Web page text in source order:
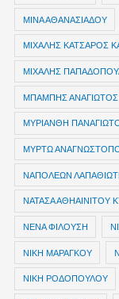
ΜΙΝΑ ΑΘΑΝΑΣΙΑΔΟΥ
ΜΙΧΑΛΗΣ ΚΑΤΣΑΡΟΣ
ΜΙΧΑΛΗΣ
ΜΠΑΜΠΗΣ ΑΝΑΓΙΩΤΟΣ
ΜΥΡΙΑΝΘΗ
ΜΥΡΤΩ
ΝΑΠΟΛΕΩΝ
ΝΑΤΑΣΑ ΑΘΗΑΙΝΙΤΟΥ
ΝΕΝΑ ΦΙΛΟΥΣΗ
ΝΙΚΗ ΜΑΡΑΓΚΟΥ
ΝΙΚΗ ΡΟΔΟΠΟΥΛΟΥ